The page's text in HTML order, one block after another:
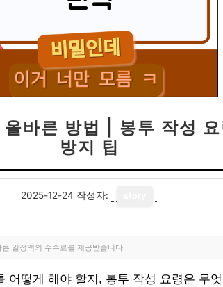
바른 방법 | 봉투 작성
방지 팁
2025-12-24 작성자:
일정액의 수수료를 제공받습니다.
어떻게 해야 할지, 봉투 작성 요령은 무